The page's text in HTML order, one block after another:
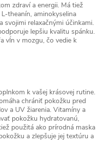
zdraví a energii. Má tiež
theanín, aminokyselina
svojimi relaxačnými účinkami.
lepšiu kvalitu spánku.
vĺn v mozgu, čo vedie k
k vašej krásovej rutine.
chrániť pokožku pred
a UV žiarenia. Vitamíny a
pokožku hydratovanú,
použitá ako prírodná maska
a zlepšuje jej textúru a